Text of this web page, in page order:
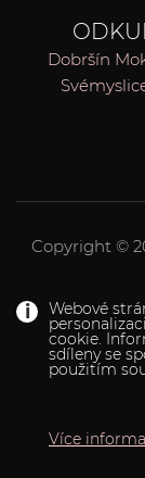
Webové
cookie.
sdíleny se
použitím
Více
Dobršín
Copyright ©